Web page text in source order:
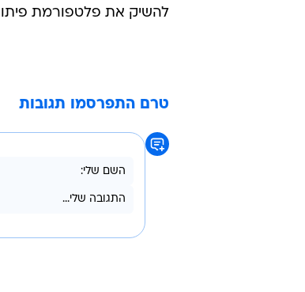
להשיק את פלטפורמת
טרם התפרסמו תגובות